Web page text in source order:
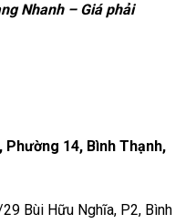
Nhanh – Giá phải
Phường 14, Bình Thạnh,
Bùi Hữu Nghĩa, P2, Bình